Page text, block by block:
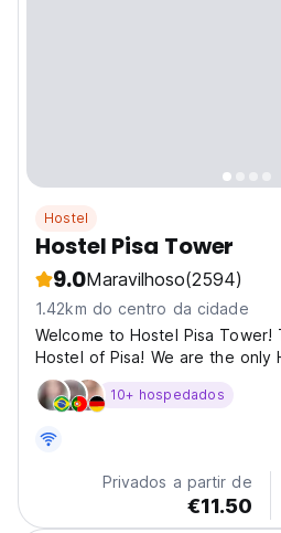
Hostel
Hostel Pisa Tower
9.0Maravilhoso(2594)
1.42km do centro da cidade
Welcome to Hostel Pisa
Hostel of Pisa! We are the only
minute and 30 seconds walking
Leaning Tower of Pisa. You
10+ hospedados
Privados a partir de
€11.50